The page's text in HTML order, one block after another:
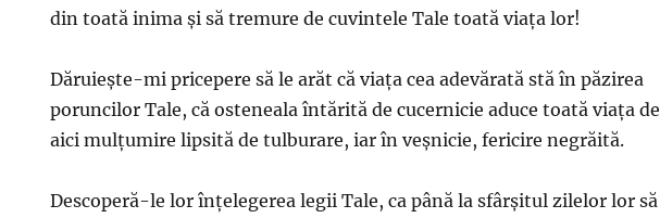
din toată inima şi să tremure de cuvintele Tale toată viața lor!
Dăruieşte-mi pricepere să le arăt că viaţa cea adevărată stă în păzirea
poruncilor Tale, că osteneala întărită de cucernicie aduce toată viața de
aici mulţumire lipsită de tulburare, iar în veşnicie, fericire negrăită.
Descoperă-le lor înţelegerea legii Tale, ca până la sfârşitul zilelor lor să